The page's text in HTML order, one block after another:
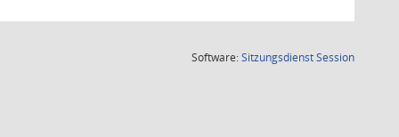
Software:SitzungsdienstSession(Wird in